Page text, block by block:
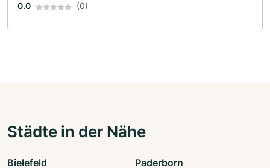
0.0 (0)
Städte in der Nähe
Bielefeld Paderborn